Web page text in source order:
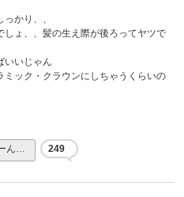
かり、、
しょ、、髪の生え際が後ろってヤツで
いいじゃん
ミック・クラウンにしちゃうくらいの
ん… 249